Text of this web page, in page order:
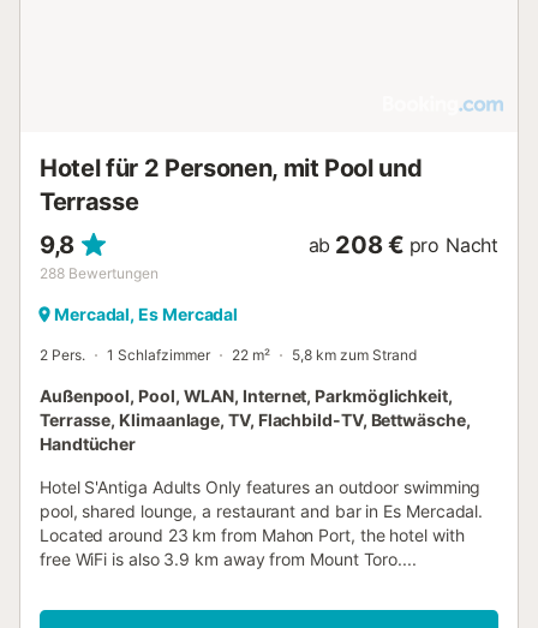
Hotel für 2 Personen, mit Pool und
Terrasse
9,8
288 Bewertungen
ab 208 € pro Nacht
Mercadal, Es Mercadal
2 Pers. 1 Schlafzimmer 22 m² 5,8 km zum Strand
Außenpool, Pool, WLAN, Internet, Parkmöglichkeit,
Terrasse, Klimaanlage, TV, Flachbild-TV, Bettwäsche,
Handtücher
Hotel S'Antiga Adults Only features an outdoor swimming
pool, shared lounge, a restaurant and bar in Es Mercadal.
Located around 23 km from Mahon Port, the hotel with
free WiFi is also 3.9 km away from Mount Toro....